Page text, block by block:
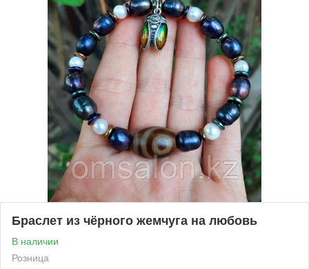
Браслет из чёрного жемчуга на любовь
В наличии
Розница